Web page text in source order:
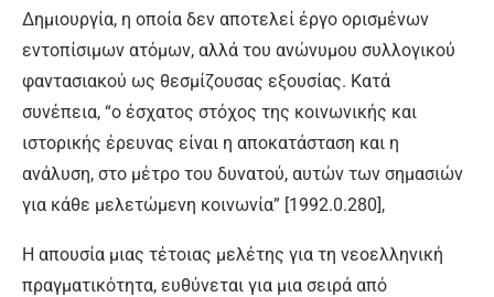
Δημιουργία, η οποία δεν αποτελεί έργο ορισμένων
εντοπίσιμων ατόμων, αλλά του ανώνυμου συλλογικού
φαντασιακού ως θεσμίζουσας εξουσίας. Κατά
συνέπεια, “ο έσχατος στόχος της κοινωνικής και
ιστορικής έρευνας είναι η αποκατάσταση και η
ανάλυση, στο μέτρο του δυνατού, αυτών των σημασιών
για κάθε μελετώμενη κοινωνία” [1992.0.280],
Η απουσία μιας τέτοιας μελέτης για τη νεοελληνική
πραγματικότητα, ευθύνεται για μια σειρά από